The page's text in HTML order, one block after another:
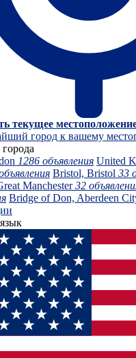
текущее
город к вашему
1286 объявления United
Bristol, Bristol 33
Manchester32
Bridge of Don, Aberdeen